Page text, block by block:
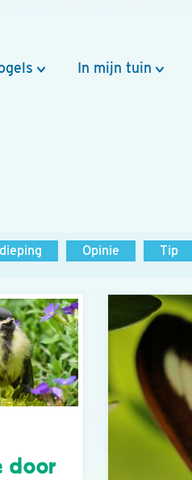
In mijn tuin
Opinie Tip
door